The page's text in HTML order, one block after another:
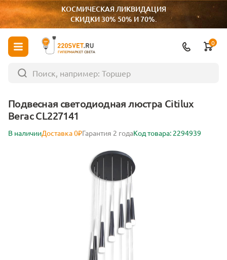
КОСМИЧЕСКАЯ ЛИКВИДАЦИЯ
СКИДКИ 30% 50% И 70%.
ГИПЕРМАРКЕТ СВЕТА
0
Подвесная светодиодная люстра Citilux
Вегас CL227141
В наличииДоставка 0₽Гарантия 2 годаКод товара: 2294939